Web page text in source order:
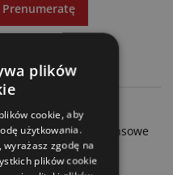
Prenumeratę
gronie Digital Stars
- wyniki finansowe
plików
cookie, aby
użytkowania.
zgodę na
plików cookie